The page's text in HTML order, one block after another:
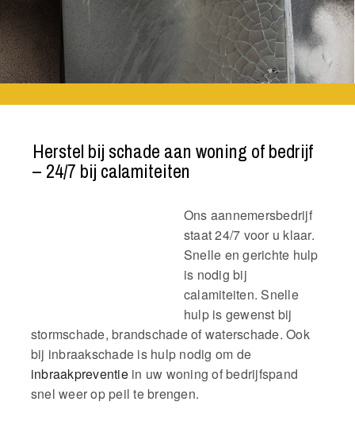
Herstel bij schade aan woning of bedrijf
– 24/7 bij calamiteiten
Ons aannemersbedrijf
staat 24/7 voor u klaar.
Snelle en gerichte hulp
is nodig bij
calamiteiten. Snelle
hulp is gewenst bij
stormschade, brandschade of waterschade. Ook
bij inbraakschade is hulp nodig om de
inbraakpreventiein uw woning of bedrijfspand
snel weer op peil te brengen.